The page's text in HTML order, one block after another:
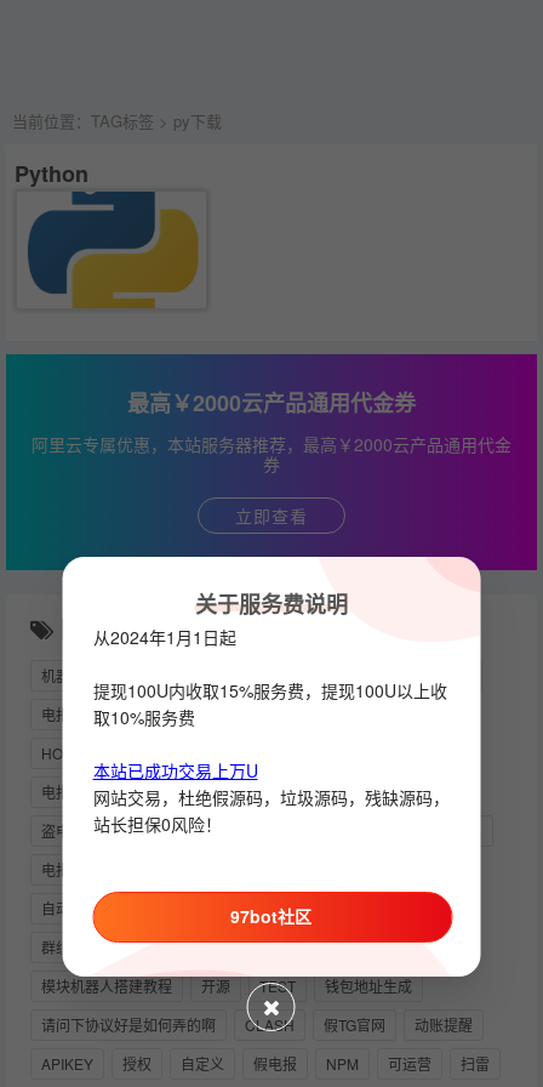
当前位置： TAG标签 > py下载
Python
最高￥2000云产品通用代金券
阿里云专属优惠，本站服务器推荐，最高￥2000云产品通用代金
券
立即查看
随机推荐
机器人API
电报机器人API
LINUX
HOOK消息
电报VIP
交易 担保 自动开通会员 出款
TG
盗电报号
TG筛子TG骰子TG快3游戏
电报开发者
自动开通VIP
TEAMVIEWER 自助
频道
群组
踢用户出群 TELEGRAM会员 强制
多功能
模块机器人搭建教程
开源 TEST
钱包地址生成
请问下协议好是如何弄的啊
CLASH 假TG官网
动账提醒
APIKEY
授权 自定义 假电报 NPM 可运营 扫雷
关于服务费说明
从2024年1月1日起
提现100U内收取15%服务费，提现100U以上收
取10%服务费
本站已成功交易上万U
网站交易，杜绝假源码，垃圾源码，残缺源码，
站长担保0风险！
97bot社区